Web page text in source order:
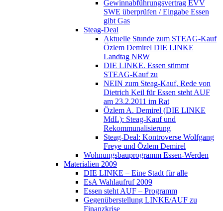
Gewinnabführungsvertrag EVV
SWE überprüfen / Eingabe Essen
gibt Gas
Steag-Deal
Aktuelle Stunde zum STEAG-Kauf
Özlem Demirel DIE LINKE
Landtag NRW
DIE LINKE. Essen stimmt
STEAG-Kauf zu
NEIN zum Steag-Kauf, Rede von
Dietrich Keil für Essen steht AUF
am 23.2.2011 im Rat
Özlem A. Demirel (DIE LINKE
MdL): Steag-Kauf und
Rekommunalisierung
Steag-Deal: Kontroverse Wolfgang
Freye und Özlem Demirel
Wohnungsbauprogramm Essen-Werden
Materialien 2009
DIE LINKE – Eine Stadt für alle
EsA Wahlaufruf 2009
Essen steht AUF – Programm
Gegenüberstellung LINKE/AUF zu
Finanzkrise